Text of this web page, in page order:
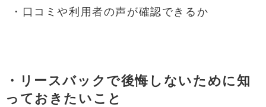
・口コミや利用者の声が確認できるか
・リースバックで後悔しないために知
っておきたいこと